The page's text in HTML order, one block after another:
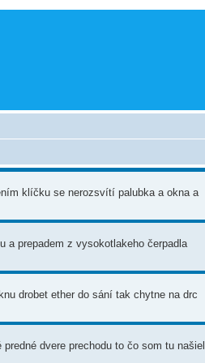
klíčku se nerozsvítí palubka a okna a
a prepadem z vysokotlakeho čerpadla
drobet ether do sání tak chytne na drc
dvere prechodu to čo som tu našiel